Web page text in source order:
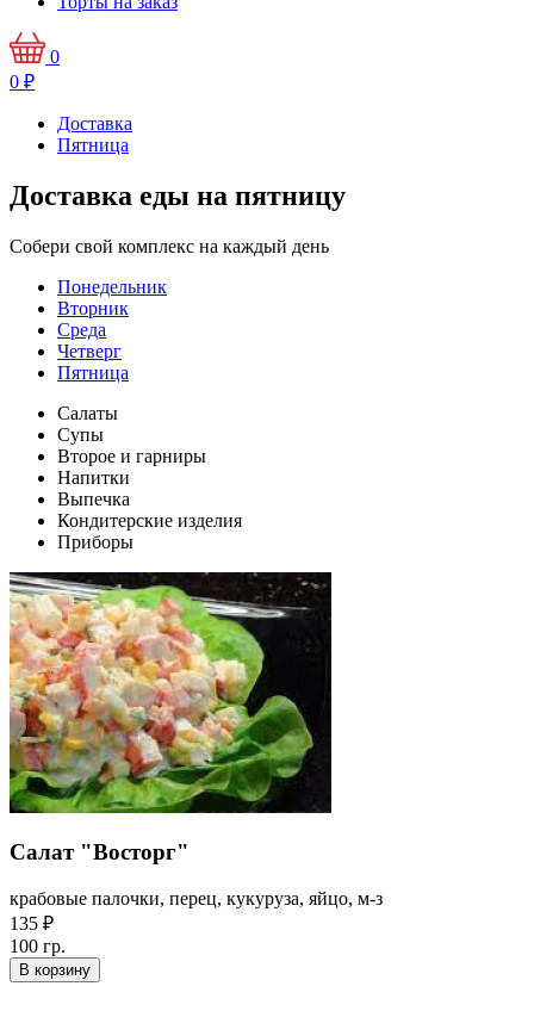
0
0 ₽
Доставка
Пятница
Доставка еды на пятницу
Собери свой комплекс на каждый день
Понедельник
Вторник
Среда
Четверг
Пятница
Салаты
Супы
Второе и гарниры
Напитки
Выпечка
Кондитерские изделия
Приборы
Салат "Восторг"
крабовые палочки, перец, кукуруза, яйцо, м-з
135 ₽
100 гр.
В корзину